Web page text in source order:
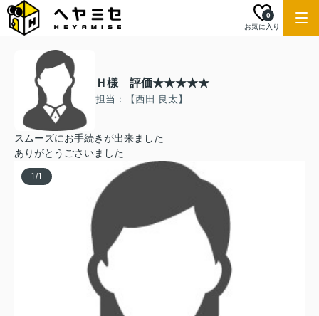
お気に入り
0
Ｈ様 評価★★★★★
担当：【西田 良太】
スムーズにお手続きが出来ました
ありがとうごさいました
1/1